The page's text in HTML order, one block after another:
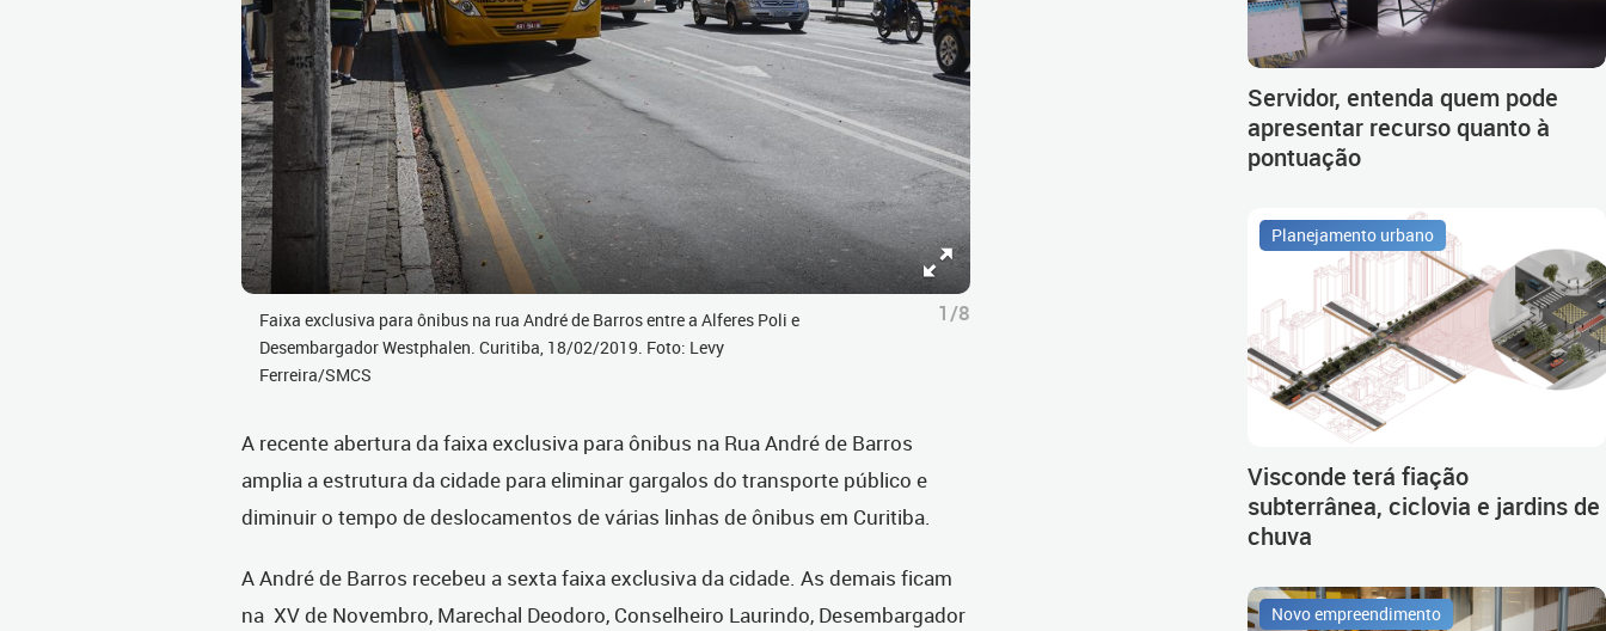
Faixa exclusiva para ônibus na rua André de Barros entre a Alferes Poli e
Desembargador Westphalen. Curitiba, 18/02/2019. Foto: Levy
Ferreira/SMCS
1/8
A recente abertura da faixa exclusiva para ônibus na Rua André de Barros
amplia a estrutura da cidade para eliminar gargalos do transporte público e
diminuir o tempo de deslocamentos de várias linhas de ônibus em Curitiba.
A André de Barros recebeu a sexta faixa exclusiva da cidade. As demais ficam
na XV de Novembro, Marechal Deodoro, Conselheiro Laurindo, Desembargador
Servidor, entenda quem pode
apresentar recurso quanto à
pontuação
Planejamento urbano
Visconde terá fiação
subterrânea, ciclovia e jardins de
chuva
Novo empreendimento